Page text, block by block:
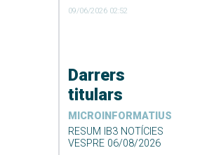
09/06/2026 02:52
Darrers
titulars
MICROINFORMATIUS
RESUM IB3 NOTÍCIES
VESPRE 06/08/2026